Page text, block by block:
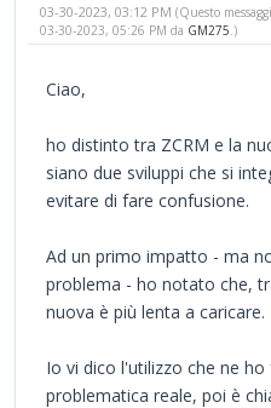
03-30-2023, 03:12 PM (Questo
03-30-2023, 05:26 PM da GM275 .)
Ciao,
ho distinto tra ZCRM e la
siano due sviluppi che si
evitare di fare confusione.
Ad un primo impatto - ma
problema - ho notato che,
nuova è più lenta a caricare.
Io vi dico l'utilizzo che ne
problematica reale, poi è